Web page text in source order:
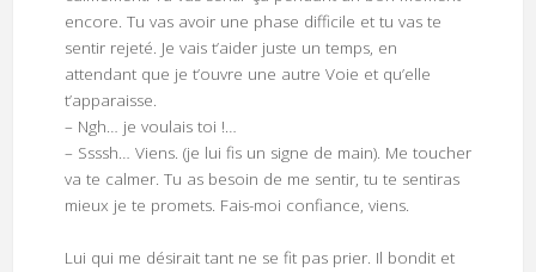
encore. Tu vas avoir une phase difficile et tu vas te
sentir rejeté. Je vais t’aider juste un temps, en
attendant que je t’ouvre une autre Voie et qu’elle
t’apparaisse.
– Ngh… je voulais toi !…
– Ssssh… Viens. (je lui fis un signe de main). Me toucher
va te calmer. Tu as besoin de me sentir, tu te sentiras
mieux je te promets. Fais-moi confiance, viens.
Lui qui me désirait tant ne se fit pas prier. Il bondit et